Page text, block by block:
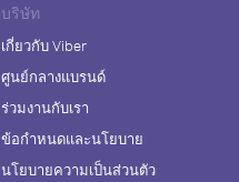
บริษัท
เกี่ยวกับ Viber
ศูนย์กลางแบรนด์
ร่วมงานกับเรา
ข้อกำหนดและนโยบาย
นโยบายความเป็นส่วนตัว